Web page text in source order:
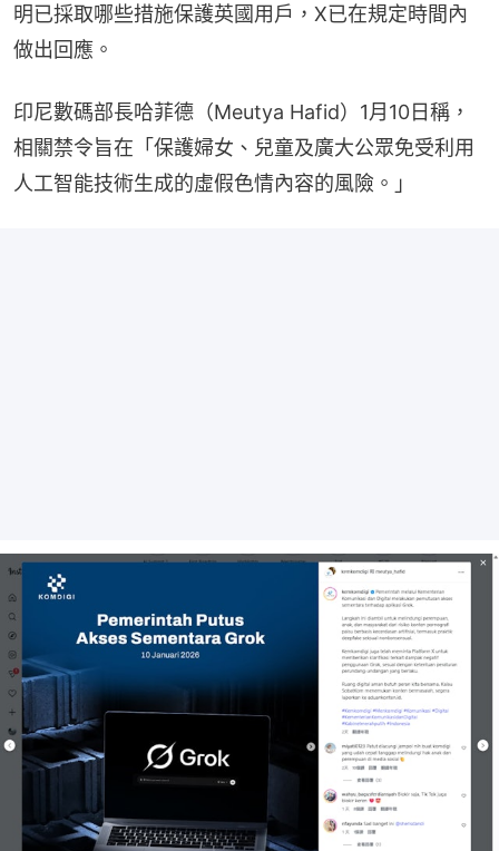
明已採取哪些措施保護英國用戶，X已在規定時間內
做出回應。
印尼數碼部長哈菲德（Meutya Hafid）1月10日稱，
相關禁令旨在「保護婦女、兒童及廣大公眾免受利用
人工智能技術生成的虛假色情內容的風險。」